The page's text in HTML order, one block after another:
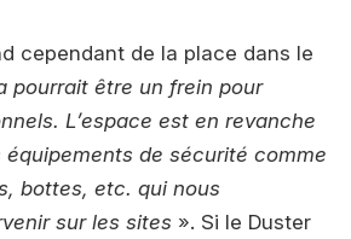
cependant de la place dans le
pourrait être un frein pour
L’espace est en revanche
de sécurité comme
bottes, etc. qui nous
sur les sites ». Si le Duster